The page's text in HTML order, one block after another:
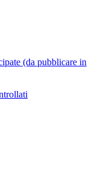
(da pubblicare in